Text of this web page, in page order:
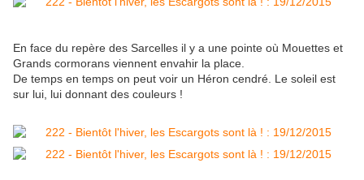
En face du repère des Sarcelles il y a une pointe où Mouettes et
Grands cormorans viennent envahir la place.
De temps en temps on peut voir un Héron cendré. Le soleil est
sur lui, lui donnant des couleurs !